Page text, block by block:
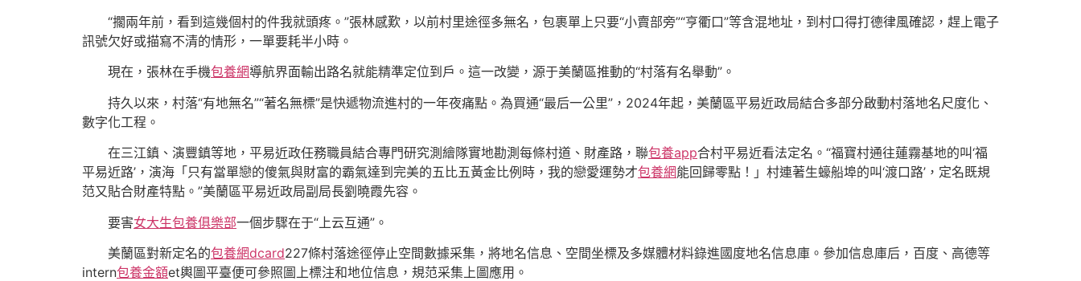
“擱兩年前，看到這幾個村的件我就頭疼。”張林感歎，以前村里途徑多無名，包裹單上只要“小賣部旁”“亨衢口”等含混地址，到村口得打德律風確認，趕上電子
訊號欠好或描寫不清的情形，一單要耗半小時。
現在，張林在手機包養網導航界面輸出路名就能精準定位到戶。這一改變，源于美蘭區推動的“村落有名舉動”。
持久以來，村落“有地無名”“著名無標”是快遞物流進村的一年夜痛點。為買通“最后一公里”，2024年起，美蘭區平易近政局結合多部分啟動村落地名尺度化、
數字化工程。
在三江鎮、演豐鎮等地，平易近政任務職員結合專門研究測繪隊實地勘測每條村道、財產路，聯包養app合村平易近看法定名。“福寶村通往蓮霧基地的叫‘福
平易近路’，演海「只有當單戀的傻氣與財富的霸氣達到完美的五比五黃金比例時，我的戀愛運勢才包養網能回歸零點！」村連著生蠔船埠的叫‘渡口路’，定名既規
范又貼合財產特點。”美蘭區平易近政局副局長劉曉霞先容。
要害女大生包養俱樂部一個步驟在于“上云互通”。
美蘭區對新定名的包養網dcard227條村落途徑停止空間數據采集，將地名信息、空間坐標及多媒體材料錄進國度地名信息庫。參加信息庫后，百度、高德等
intern包養金額et輿圖平臺便可參照圖上標注和地位信息，規范采集上圖應用。